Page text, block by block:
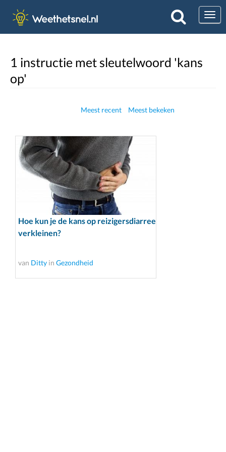
1 instructie met sleutelwoord 'kans
op'
Meest recent Meest bekeken
Hoe kun je de kans op reizigersdiarree
verkleinen?
van Ditty in Gezondheid